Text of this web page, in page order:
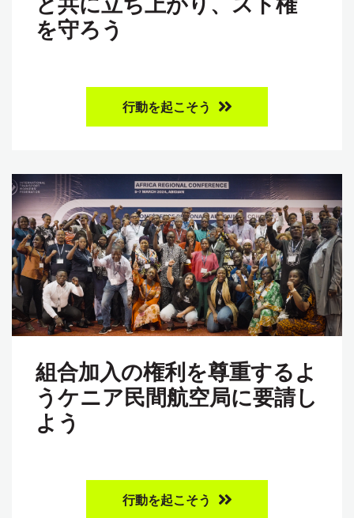
を守ろう
行動を起こそう
組合加入の権利を尊重するよ
うケニア民間航空局に要請し
よう
行動を起こそう